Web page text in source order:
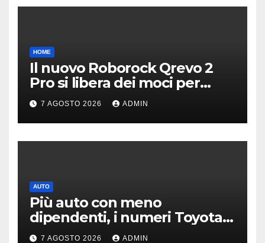
HOME
Il nuovo Roborock Qrevo 2
Pro si libera dei moci per
pulire i tappeti | PREZZO
7 AGOSTO 2026 ADMIN
AUTO
Più auto con meno
dipendenti, i numeri Toyota
che “scuotono” Volkswagen
7 AGOSTO 2026 ADMIN